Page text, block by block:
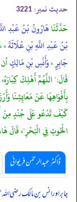
حدیث نمبر: 3221
حَدَّثَنَاهَارُونُ بْنُ عَبْدِ
بْنُ عَبْدِ اللَّهِ بْنِ عُلَاثَةَ
جَابِرٍ،وَأَنَسِ بْنِ مَالِكٍ
قَالَ:" اللَّهُمَّ أَهْلِكْ
بِأَفْوَاهِهَا عَنْ مَعَايِشِنَا
كَيْفَ تَدْعُو عَلَى جُنْدٍ مِنْ
الْحُوتِ فِي الْبَحْرِ"، قَالَ
ڈاکٹر عبدالرحمٰن فریوائی
جابر اور انس بن مالک رضی